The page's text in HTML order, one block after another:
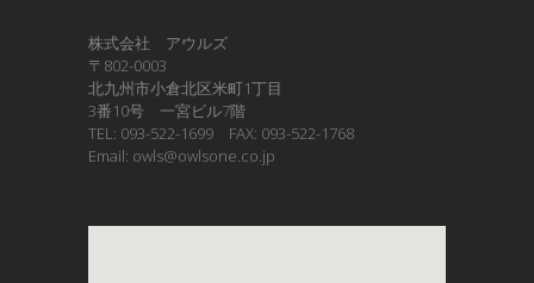
株式会社 アウルズ
〒802-0003
北九州市小倉北区米町1丁目
3番10号 一宮ビル7階
TEL: 093-522-1699 FAX: 093-522-1768
Email: owls@owlsone.co.jp